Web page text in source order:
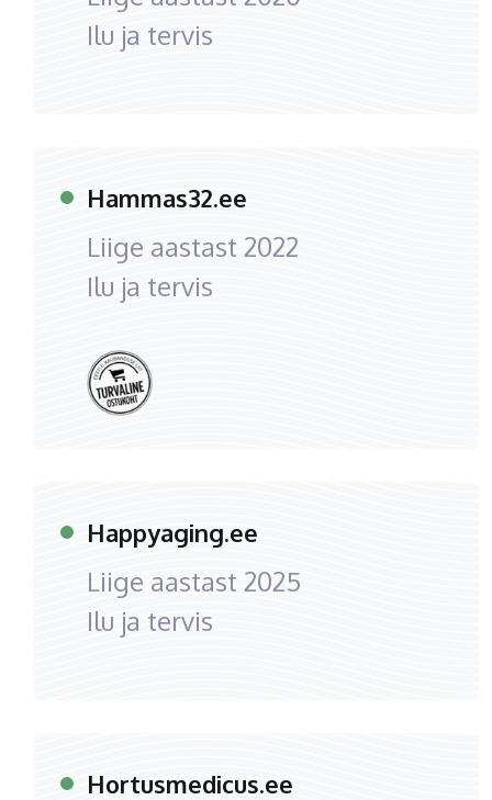
Ilu ja tervis
Hammas32.ee
Liige aastast 2022
Ilu ja tervis
Happyaging.ee
Liige aastast 2025
Ilu ja tervis
Hortusmedicus.ee